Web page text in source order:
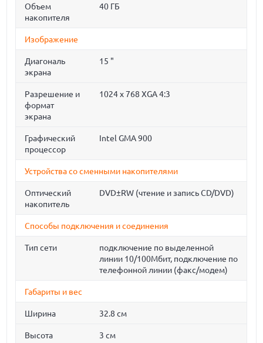
Объем
накопителя
40 ГБ
Изображение
Диагональ
экрана
15 "
Разрешение и
формат
экрана
1024 x 768 XGA 4:3
Графический
процессор
Intel GMA 900
Устройства со сменными накопителями
Оптический
накопитель
DVD±RW (чтение и запись CD/DVD)
Способы подключения и соединения
Тип сети
подключение по выделенной
линии 10/100Мбит, подключение по
телефонной линии (факс/модем)
Габариты и вес
Ширина 32.8 см
Высота 3 см